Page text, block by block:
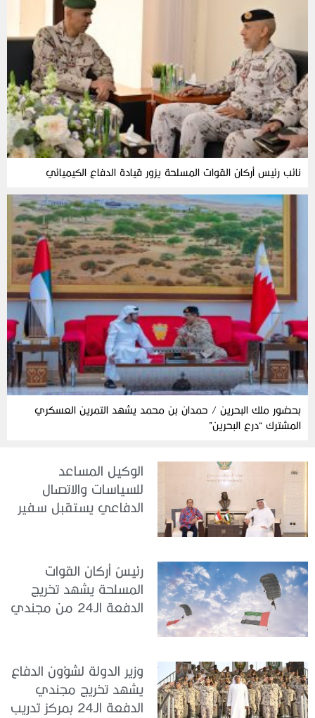
نائب رئيس أركان القوات المسلحة يزور قيادة الدفاع الكيميائي
بحضور ملك البحرين / حمدان بن محمد يشهد التمرين العسكري
المشترك “درع البحرين”
الوكيل المساعد
للسياسات والاتصال
الدفاعي يستقبل سفير
رئيسُ أركان القوات
المسلحة يشهد تخريج
الدفعة الـ24 من مجندي
وزير الدولة لشؤون الدفاع
يشهد تخريج مجندي
الدفعة الـ24 بمركز تدريب